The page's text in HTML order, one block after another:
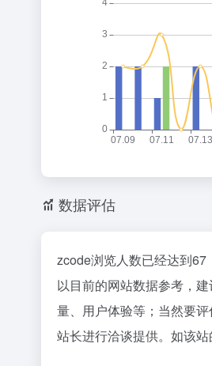
数据评估
zcode浏览人数已经达到
以目前的网站数据参考，
量、用户体验等；当然要
站长进行洽谈提供。如该